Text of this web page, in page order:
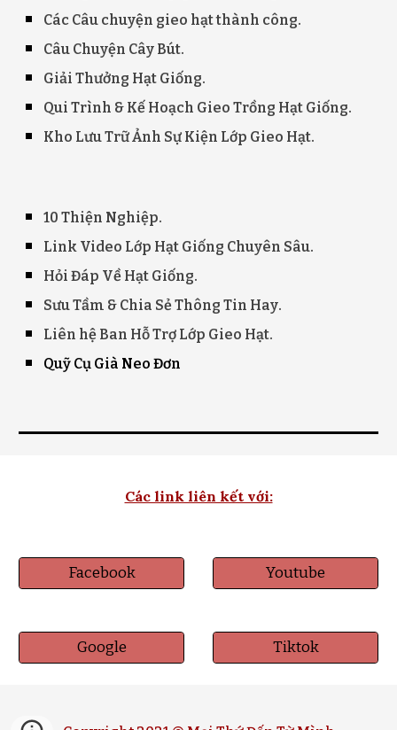
Các Câu chuyện gieo hạt thành công.
Câu Chuyện Cây Bút.
Giải Thưởng Hạt Giống.
Qui Trình & Kế Hoạch Gieo Trồng Hạt Giống.
Kho Lưu Trữ Ảnh Sự Kiện Lớp Gieo Hạt.
10 Thiện Nghiệp.
Link Video Lớp Hạt Giống Chuyên Sâu.
Hỏi Đáp Về Hạt Giống.
Sưu Tầm & Chia Sẻ Thông Tin Hay.
Liên hệ Ban Hỗ Trợ Lớp Gieo Hạt.
Quỹ Cụ Già Neo Đơn
Các link liên kết với:
Facebook Youtube
Google Tiktok